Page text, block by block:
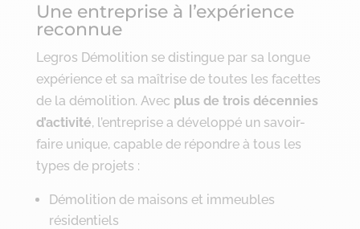
Une entreprise à l’expérience
reconnue
Legros Démolition se distingue par sa longue
expérience et sa maîtrise de toutes les facettes
de la démolition. Avec plus de trois décennies
d’activité, l’entreprise a développé un savoir-
faire unique, capable de répondre à tous les
types de projets :
Démolition de maisons et immeubles
résidentiels